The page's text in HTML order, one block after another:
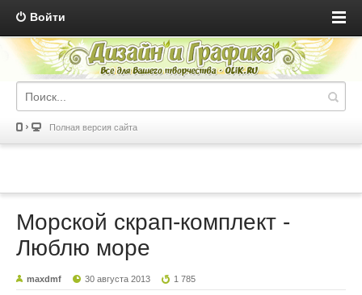
Войти
Полная версия сайта
Морской скрап-комплект -
Люблю море
maxdmf 30 августа 2013 1 785